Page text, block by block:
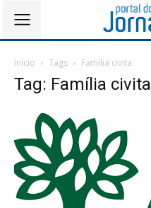
Início Tags Família civita
Tag: Família civita